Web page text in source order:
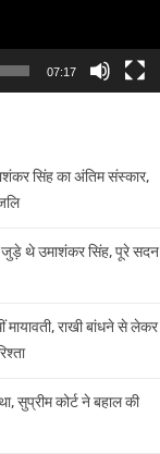
07:17
सिंह का अंतिम संस्कार,
जुड़े थे उमाशंकर सिंह, पूरे सदन
मायावती, राखी बांधने से लेकर
सुप्रीम कोर्ट ने बहाल की